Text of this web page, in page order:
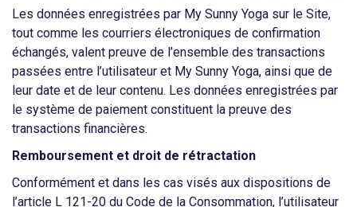
Les données enregistrées par My Sunny Yoga sur le Site,
tout comme les courriers électroniques de confirmation
échangés, valent preuve de l’ensemble des transactions
passées entre l’utilisateur et My Sunny Yoga, ainsi que de
leur date et de leur contenu. Les données enregistrées par
le système de paiement constituent la preuve des
transactions financières.
Remboursement et droit de rétractation
Conformément et dans les cas visés aux dispositions de
l’article L 121-20 du Code de la Consommation, l’utilisateur